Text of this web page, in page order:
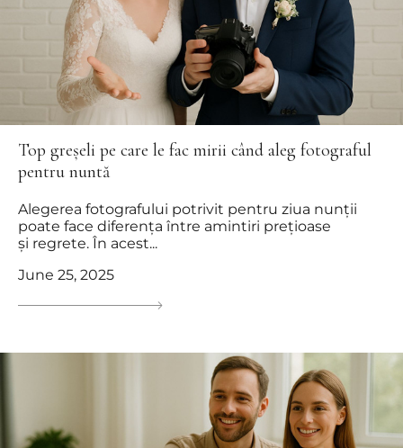
Top greșeli pe care le fac mirii când aleg fotograful
pentru nuntă
Alegerea fotografului potrivit pentru ziua nunții
poate face diferența între amintiri prețioase
și regrete. În acest...
June 25, 2025